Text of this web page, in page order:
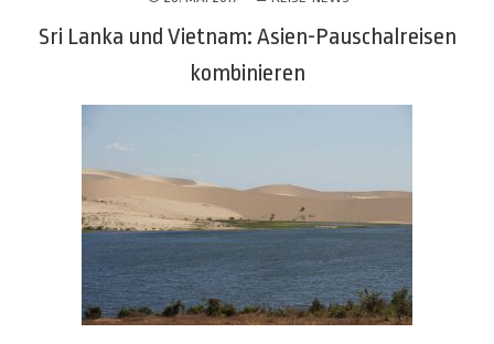
Sri Lanka und Vietnam: Asien-Pauschalreisen
kombinieren